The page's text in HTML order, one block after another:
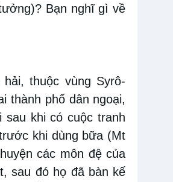
Bạn nghĩ gì về
thuộc vùng Syrô-
thành phố dân ngoại,
khi có cuộc tranh
khi dùng bữa (Mt
các môn đệ của
sau đó họ đã bàn kế